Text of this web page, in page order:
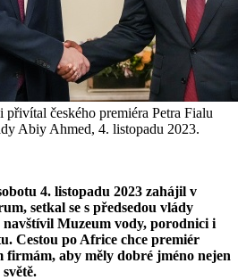
přivítal českého premiéra Petra Fialu
Abiy Ahmed, 4. listopadu 2023.
4. listopadu 2023 zahájil v
setkal se s předsedou vlády
Muzeum vody, porodnici i
Cestou po Africe chce premiér
firmám, aby měly dobré jméno nejen